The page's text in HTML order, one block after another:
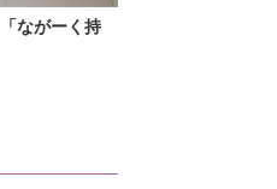
ながーく持